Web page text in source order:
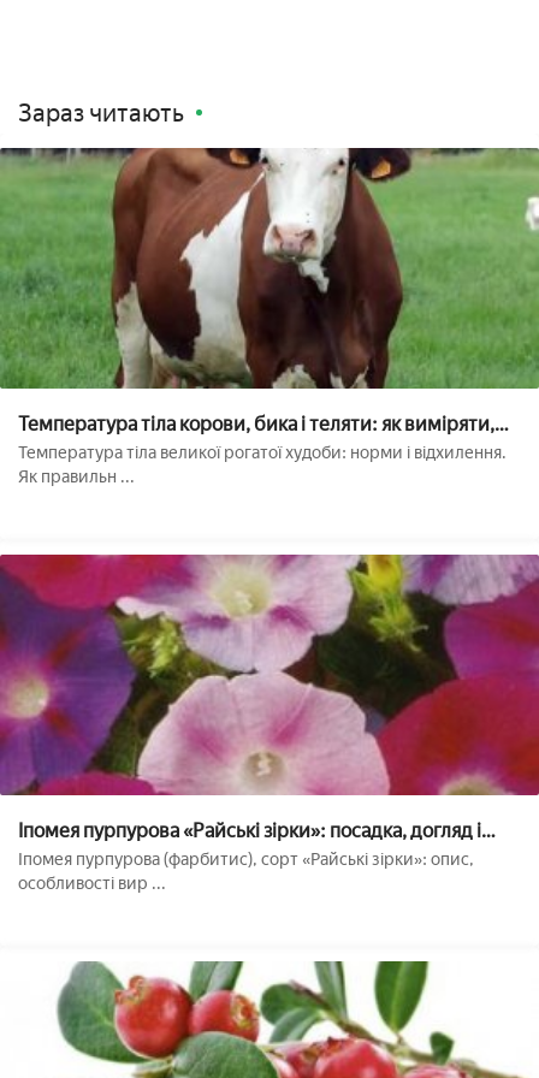
Зараз читають
Температура тіла корови, бика і теляти: як виміряти,
яка нормальна, як збити або підняти
Температура тіла великої рогатої худоби: норми і відхилення.
Як правильн ...
Іпомея пурпурова «Райські зірки»: посадка, догляд і
вирощування рослини вдома і у відкритому грунті
Іпомея пурпурова (фарбитис), сорт «Райські зірки»: опис,
особливості вир ...